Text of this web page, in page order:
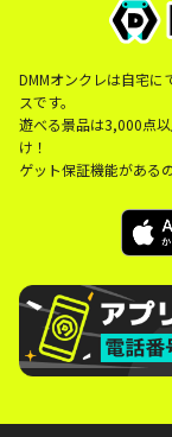
DMMオンクレは自宅
スです。
遊べる景品は3,000点
け！
ゲット保証機能がある